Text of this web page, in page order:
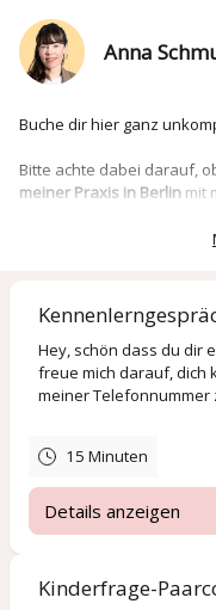
Anna
Buche dir hier ganz
Bitte achte dabei darauf,
meiner Praxis in Berlin mit
Termine, die nicht
________________
Book an appointment of
Online appointments are
Friday.
Appointments that
hours in advance.
Hey, schön dass du dir
freue mich darauf, dich
meiner Telefonnummer
15 Minuten
Details anzeigen
Kinderfrage-